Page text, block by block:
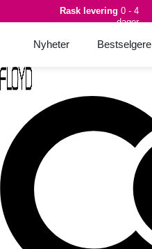
Rask levering 0 - 4
dager
Nyheter Bestselgere